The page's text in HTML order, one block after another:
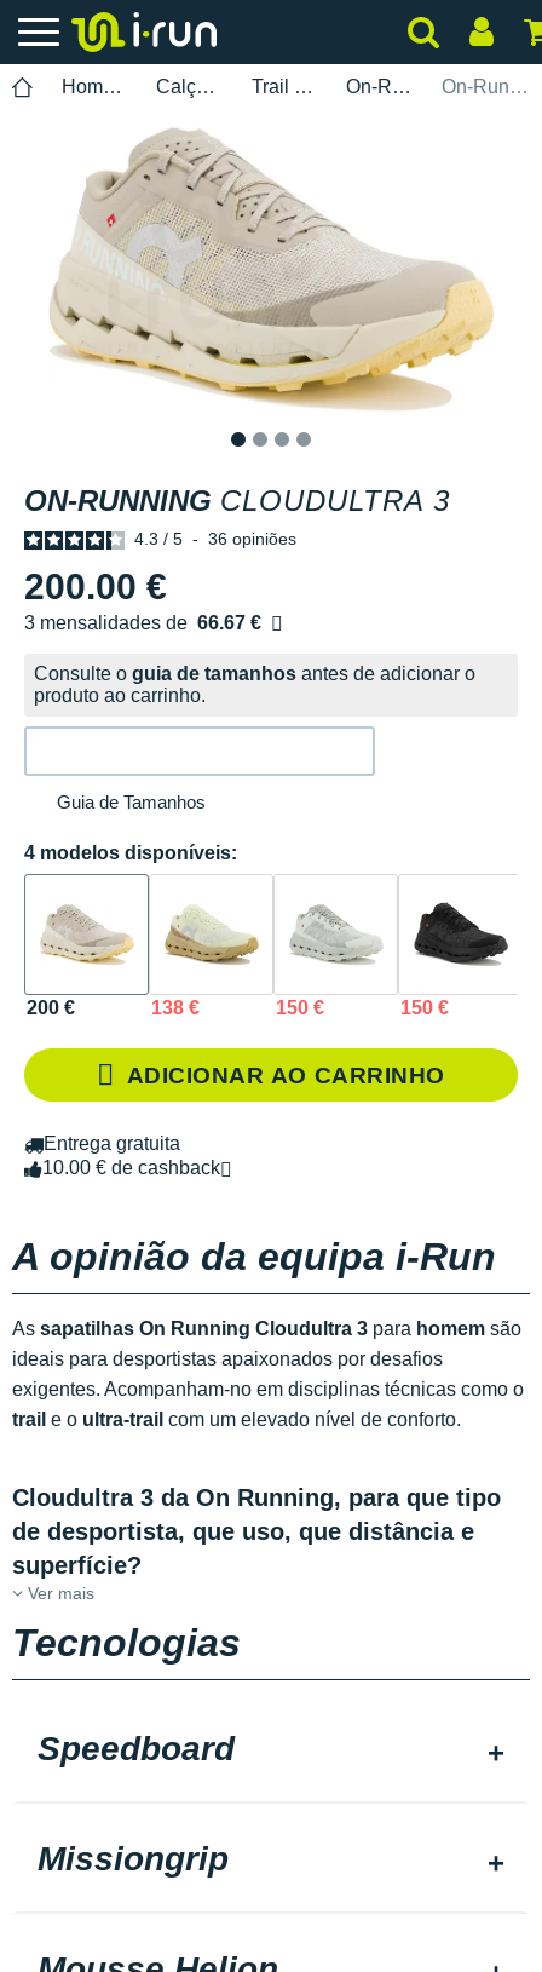
Homem Calçados Trail Running On-Running On-Running Cloudultra 3
ON-RUNNING CLOUDULTRA 3
4.3 / 5 - 36 opiniões
200.00 €
3 mensalidades de 66.67 €
sem custos
Consulte o guia de tamanhos antes de adicionar o
produto ao carrinho.
Guia de Tamanhos
4 modelos disponíveis:
200 € 138 € 150 € 150 €
ADICIONAR AO CARRINHO
Entrega gratuita
10.00 € de cashback
A opinião da equipa i-Run
As sapatilhas On Running Cloudultra 3 para homem são
ideais para desportistas apaixonados por desafios
exigentes. Acompanham-no em disciplinas técnicas como o
trail e o ultra-trail com um elevado nível de conforto.
Cloudultra 3 da On Running, para que tipo
de desportista, que uso, que distância e
superfície?
Ver mais
Tecnologias
Speedboard
Missiongrip